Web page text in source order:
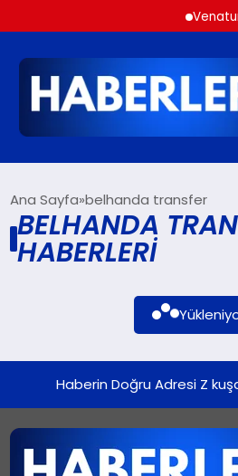
SIYASET
SPOR
TEKNOLOJI
Ana Sayfa belhanda transfer
BELHANDA
HABERLERI
Haberin Doğru Adresi Z